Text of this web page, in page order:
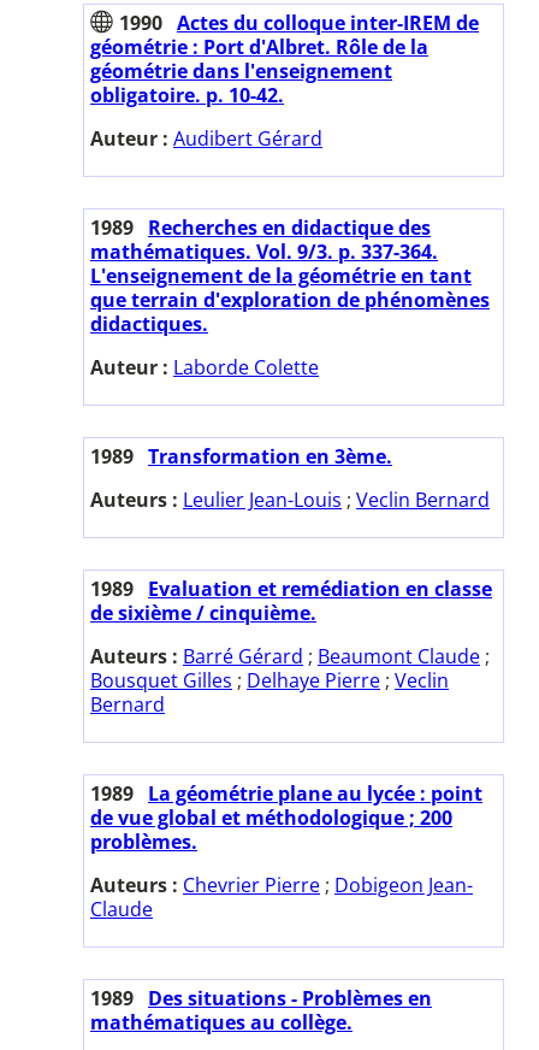
1990 Actes du colloque inter-IREM de
géométrie : Port d'Albret. Rôle de la
géométrie dans l'enseignement
obligatoire. p. 10-42.
Auteur : Audibert Gérard
1989 Recherches en didactique des
mathématiques. Vol. 9/3. p. 337-364.
L'enseignement de la géométrie en tant
que terrain d'exploration de phénomènes
didactiques.
Auteur : Laborde Colette
1989 Transformation en 3ème.
Auteurs : Leulier Jean-Louis ; Veclin Bernard
1989 Evaluation et remédiation en classe
de sixième / cinquième.
Auteurs : Barré Gérard ; Beaumont Claude ;
Bousquet Gilles ; Delhaye Pierre ; Veclin
Bernard
1989 La géométrie plane au lycée : point
de vue global et méthodologique ; 200
problèmes.
Auteurs : Chevrier Pierre ; Dobigeon Jean-
Claude
1989 Des situations - Problèmes en
mathématiques au collège.